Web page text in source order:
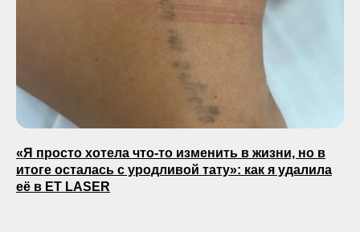
«Я просто хотела что-то изменить в жизни, но в
итоге осталась с уродливой тату»: как я удалила
её в ET LASER